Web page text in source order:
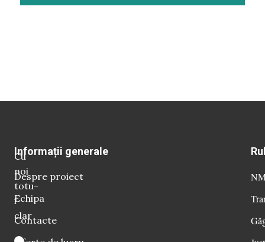
Cu
noi
totu-
i
clar
Informații generale
Despre proiect
Echipa
Contacte